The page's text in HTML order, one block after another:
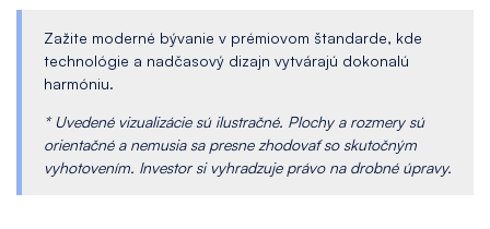
Zažite moderné bývanie v prémiovom štandarde, kde
technológie a nadčasový dizajn vytvárajú dokonalú
harmóniu.
* Uvedené vizualizácie sú ilustračné. Plochy a rozmery sú
orientačné a nemusia sa presne zhodovať so skutočným
vyhotovením. Investor si vyhradzuje právo na drobné úpravy.